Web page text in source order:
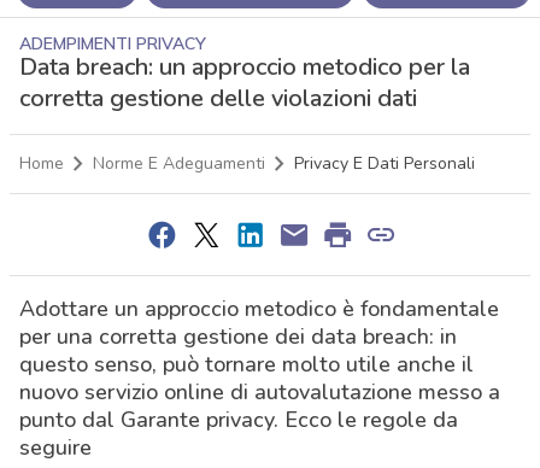
ADEMPIMENTI PRIVACY
Data breach: un approccio metodico per la
corretta gestione delle violazioni dati
Home Norme E Adeguamenti Privacy E Dati Personali
Adottare un approccio metodico è fondamentale
per una corretta gestione dei data breach: in
questo senso, può tornare molto utile anche il
nuovo servizio online di autovalutazione messo a
punto dal Garante privacy. Ecco le regole da
seguire